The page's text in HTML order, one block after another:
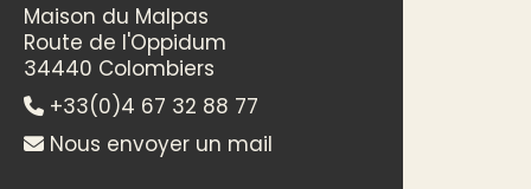
Maison du Malpas
Route de l'Oppidum
34440 Colombiers
+33(0)4 67 32 88 77
Nous envoyer un mail